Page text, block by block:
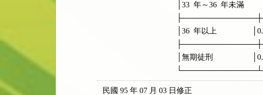
│33  年～36  年未滿
│36  年以上
│無期徒刑
民國 95 年 07 月 03 日修正